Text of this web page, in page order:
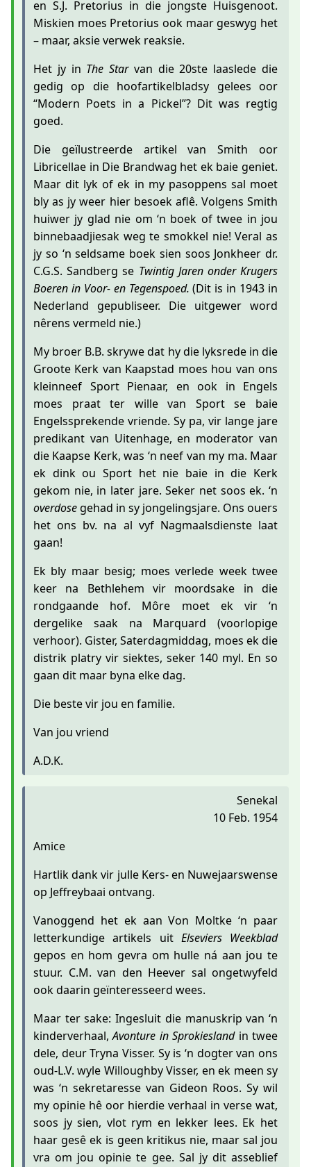
en S.J. Pretorius in die jongste Huisgenoot.
Miskien moes Pretorius ook maar geswyg het
– maar, aksie verwek reaksie.
Het jy in The Starvan die 20ste laaslede die
gedig op die hoofartikelbladsy gelees oor
“Modern Poets in a Pickel”? Dit was regtig
goed.
Die geïlustreerde artikel van Smith oor
Libricellae in Die Brandwag het ek baie geniet.
Maar dit lyk of ek in my pasoppens sal moet
bly as jy weer hier besoek aflê. Volgens Smith
huiwer jy glad nie om ‘n boek of twee in jou
binnebaadjiesak weg te smokkel nie! Veral as
jy so ‘n seldsame boek sien soos Jonkheer dr.
C.G.S. Sandberg se Twintig Jaren onder Krugers
Boeren in Voor- en Tegenspoed. (Dit is in 1943 in
Nederland gepubliseer. Die uitgewer word
nêrens vermeld nie.)
My broer B.B. skrywe dat hy die lyksrede in die
Groote Kerk van Kaapstad moes hou van ons
kleinneef Sport Pienaar, en ook in Engels
moes praat ter wille van Sport se baie
Engelssprekende vriende. Sy pa, vir lange jare
predikant van Uitenhage, en moderator van
die Kaapse Kerk, was ‘n neef van my ma. Maar
ek dink ou Sport het nie baie in die Kerk
gekom nie, in later jare. Seker net soos ek. ‘n
overdose gehad in sy jongelingsjare. Ons ouers
het ons bv. na al vyf Nagmaalsdienste laat
gaan!
Ek bly maar besig; moes verlede week twee
keer na Bethlehem vir moordsake in die
rondgaande hof. Môre moet ek vir ‘n
dergelike saak na Marquard (voorlopige
verhoor). Gister, Saterdagmiddag, moes ek die
distrik platry vir siektes, seker 140 myl. En so
gaan dit maar byna elke dag.
Die beste vir jou en familie.
Van jou vriend
A.D.K.
Senekal
10 Feb. 1954
Amice
Hartlik dank vir julle Kers- en Nuwejaarswense
op Jeffreybaai ontvang.
Vanoggend het ek aan Von Moltke ‘n paar
letterkundige artikels uit Elseviers Weekblad
gepos en hom gevra om hulle ná aan jou te
stuur. C.M. van den Heever sal ongetwyfeld
ook daarin geïnteresseerd wees.
Maar ter sake: Ingesluit die manuskrip van ‘n
kinderverhaal,Avonture in Sprokieslandin twee
dele, deur Tryna Visser. Sy is ‘n dogter van ons
oud-L.V. wyle Willoughby Visser, en ek meen sy
was ‘n sekretaresse van Gideon Roos. Sy wil
my opinie hê oor hierdie verhaal in verse wat,
soos jy sien, vlot rym en lekker lees. Ek het
haar gesê ek is geen kritikus nie, maar sal jou
vra om jou opinie te gee. Sal jy dit asseblief